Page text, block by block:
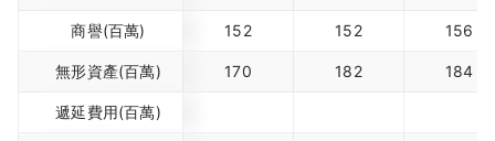
商譽(百萬) 152 152 156
無形資產(百萬) 170 182 184
遞延費用(百萬)